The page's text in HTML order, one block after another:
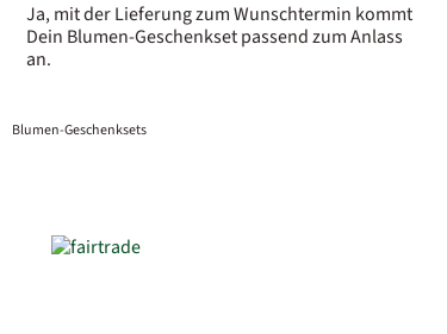
Ja, mit der Lieferung zum Wunschtermin kommt
Dein Blumen-Geschenkset passend zum Anlass
an.
Blumen-Geschenksets